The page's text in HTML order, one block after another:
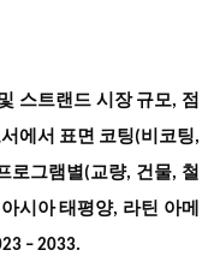
스트랜드 시장 규모, 점
에서 표면 코팅(비코팅,
로그램별(교량, 건물, 철
시아 태평양, 라틴 아메
– 2033.